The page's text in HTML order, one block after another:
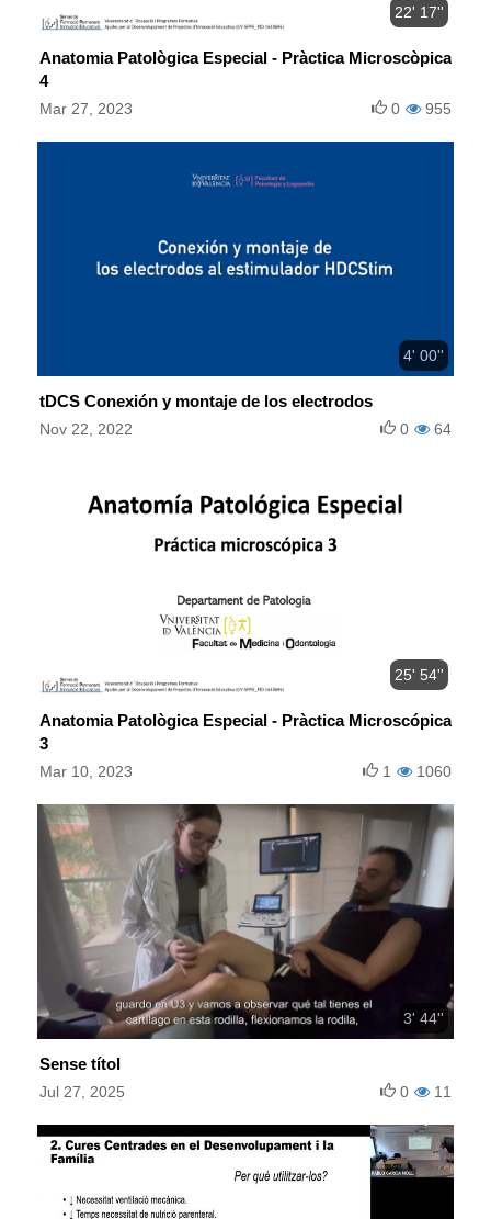
22' 17''
Anatomia Patològica Especial - Pràctica Microscòpica
4
Mar 27, 2023 955
0
4' 00''
tDCS Conexión y montaje de los electrodos
Nov 22, 2022 64
0
25' 54''
Anatomia Patològica Especial - Pràctica Microscópica
3
Mar 10, 2023 1060
1
3' 44''
Sense títol
Jul 27, 2025 11
0